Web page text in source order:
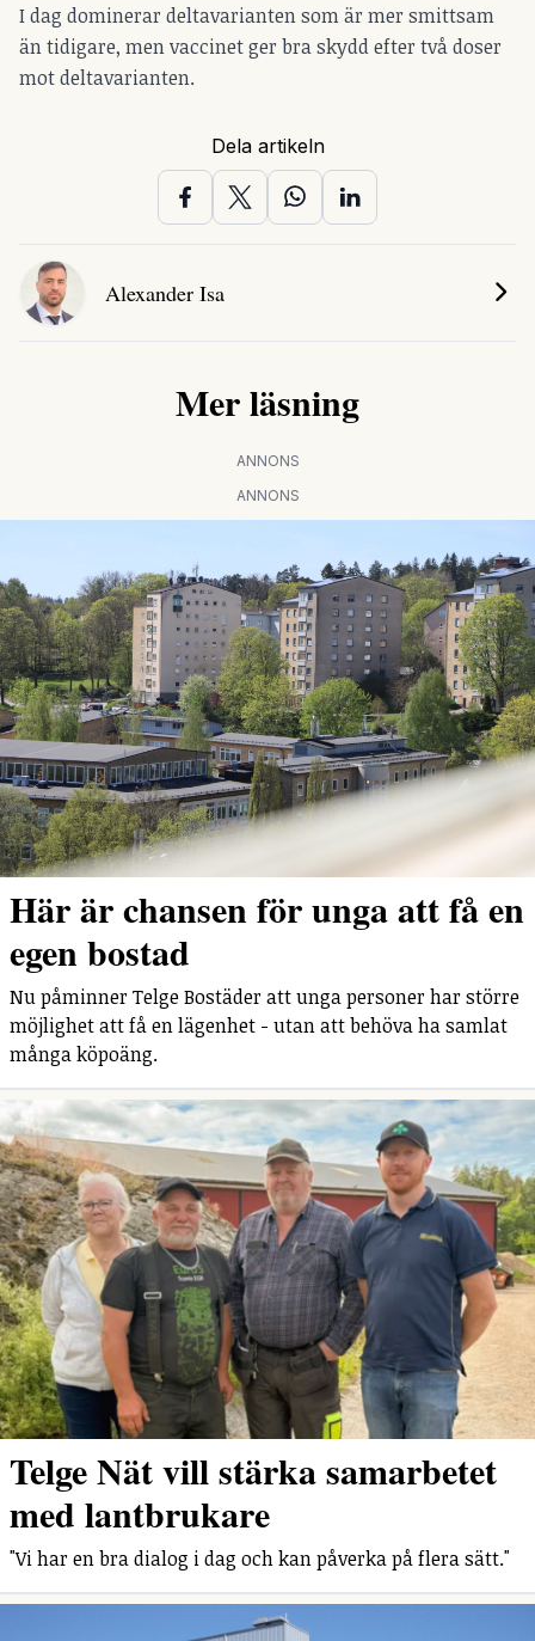
I dag dominerar deltavarianten som är mer smittsam
än tidigare, men vaccinet ger bra skydd efter två doser
mot deltavarianten.
Dela artikeln
Alexander Isa
Mer läsning
ANNONS
ANNONS
Här är chansen för unga att få en
egen bostad
Nu påminner Telge Bostäder att unga personer har större
möjlighet att få en lägenhet - utan att behöva ha samlat
många köpoäng.
Telge Nät vill stärka samarbetet
med lantbrukare
"Vi har en bra dialog i dag och kan påverka på flera sätt."